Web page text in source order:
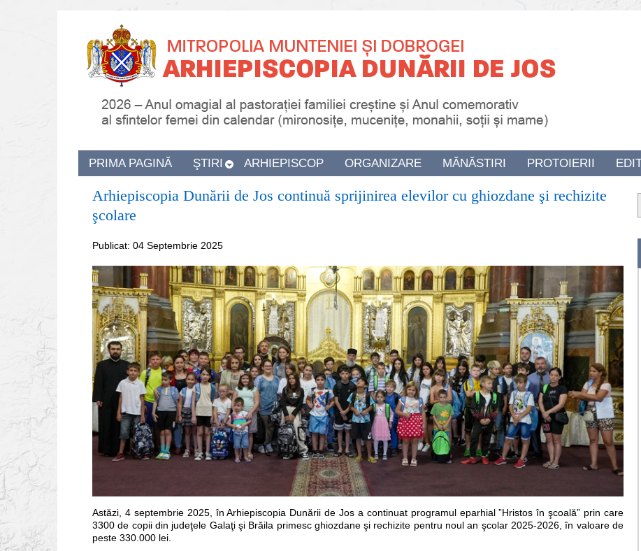
PRIMA PAGINĂ ŞTIRI ARHIEPISCOP ORGANIZARE MĂNĂSTIRI PROTOIERII
Arhiepiscopia Dunării de Jos continuă sprijinirea elevilor cu ghiozdane şi rechizite
şcolare
Publicat: 04 Septembrie 2025
Astăzi, 4 septembrie 2025, în Arhiepiscopia Dunării de Jos a continuat programul eparhial ”Hristos în şcoală” prin care
3300 de copii din judeţele Galaţi şi Brăila primesc ghiozdane şi rechizite pentru noul an şcolar 2025-2026, în valoare de
peste 330.000 lei.